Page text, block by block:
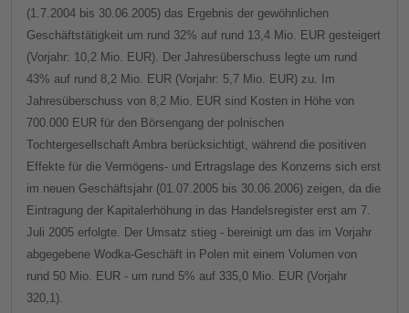
(1.7.2004 bis 30.06.2005) das Ergebnis der gewöhnlichen
Geschäftstätigkeit um rund 32% auf rund 13,4 Mio. EUR gesteigert
(Vorjahr: 10,2 Mio. EUR). Der Jahresüberschuss legte um rund
43% auf rund 8,2 Mio. EUR (Vorjahr: 5,7 Mio. EUR) zu. Im
Jahresüberschuss von 8,2 Mio. EUR sind Kosten in Höhe von
700.000 EUR für den Börsengang der polnischen
Tochtergesellschaft Ambra berücksichtigt, während die positiven
Effekte für die Vermögens- und Ertragslage des Konzerns sich erst
im neuen Geschäftsjahr (01.07.2005 bis 30.06.2006) zeigen, da die
Eintragung der Kapitalerhöhung in das Handelsregister erst am 7.
Juli 2005 erfolgte. Der Umsatz stieg - bereinigt um das im Vorjahr
abgegebene Wodka-Geschäft in Polen mit einem Volumen von
rund 50 Mio. EUR - um rund 5% auf 335,0 Mio. EUR (Vorjahr
320,1).